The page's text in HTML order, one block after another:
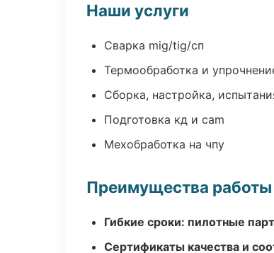
Наши услуги
Сварка mig/tig/сп
Термообработка и
Сборка, настройка,
Подготовка кд и cam
Мехобработка на чпу
Преимущества работы
Гибкие сроки: пилотные
Сертификаты качества и